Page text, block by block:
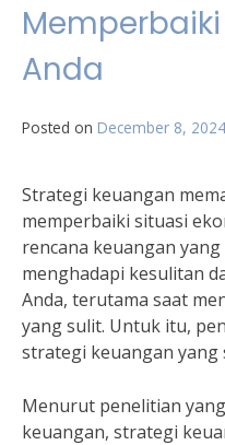
Anda
Posted on December 8, 2024
Strategi keuangan
memperbaiki situasi
rencana keuangan
menghadapi kesulitan
Anda, terutama saat
yang sulit. Untuk itu,
strategi keuangan yang
Menurut penelitian
keuangan, strategi